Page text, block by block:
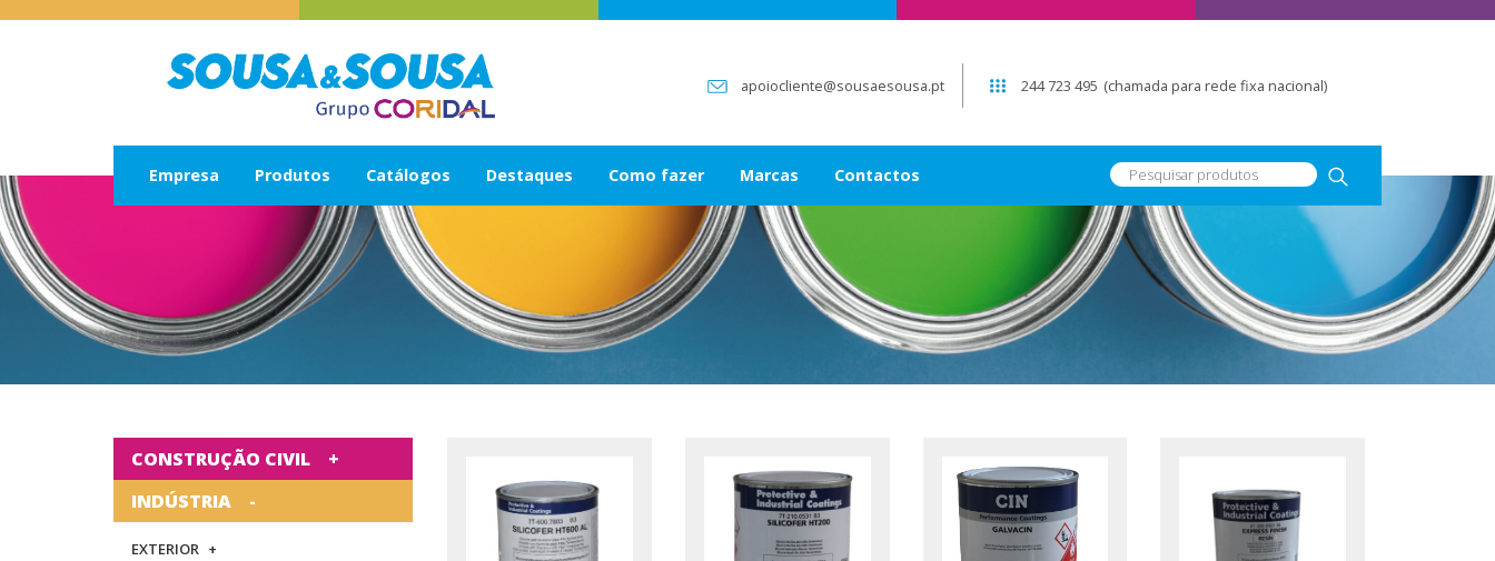
apoiocliente@sousaesousa.pt 244 723 495 (chamada para rede fixa nacional)
Empresa Produtos Catálogos Destaques Como fazer Marcas Contactos
CONSTRUÇÃO CIVIL
INDÚSTRIA
EXTERIOR